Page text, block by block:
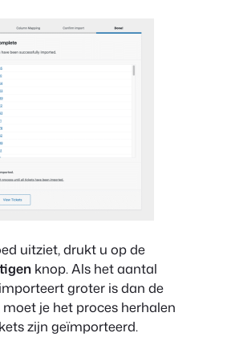
uitziet, drukt u op de
knop. Als het aantal
groter is dan de
je het proces herhalen
zijn geïmporteerd.